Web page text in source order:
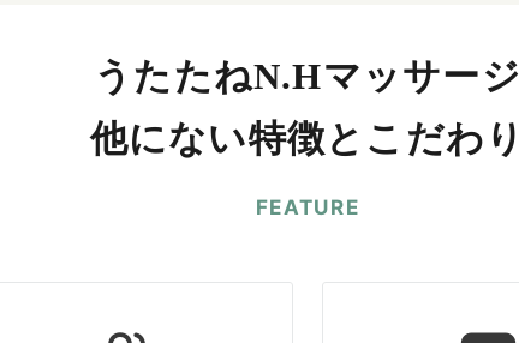
うたたねN.Hマッサージ
他にない特徴とこだわり
FEATURE